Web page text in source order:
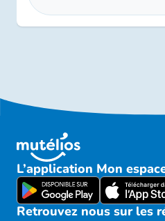
L’application Mon
Retrouvez nous sur les